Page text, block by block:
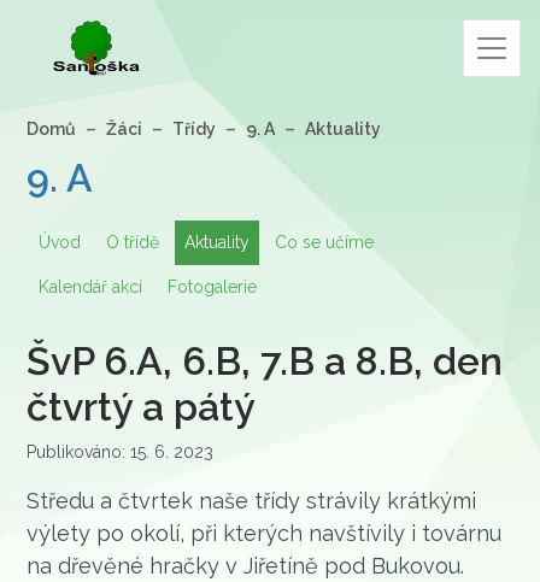
Domů Žáci Třídy 9. A Aktuality
9. A
Úvod O třídě Aktuality Co se učíme
Kalendář akcí Fotogalerie
ŠvP 6.A, 6.B, 7.B a 8.B, den
čtvrtý a pátý
Publikováno: 15. 6. 2023
Středu a čtvrtek naše třídy strávily krátkými
výlety po okolí, při kterých navštívily i továrnu
na dřevěné hračky v Jiřetíně pod Bukovou.